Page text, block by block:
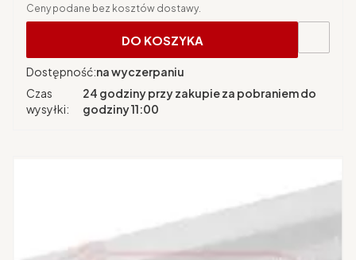
Ceny podane bez kosztów dostawy.
DO KOSZYKA
Dostępność:na wyczerpaniu
Czas
wysyłki:
24 godziny przy zakupie za pobraniem do
godziny 11:00